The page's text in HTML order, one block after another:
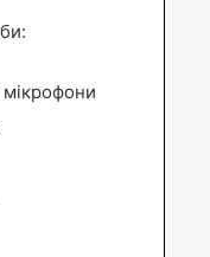
мікрофони